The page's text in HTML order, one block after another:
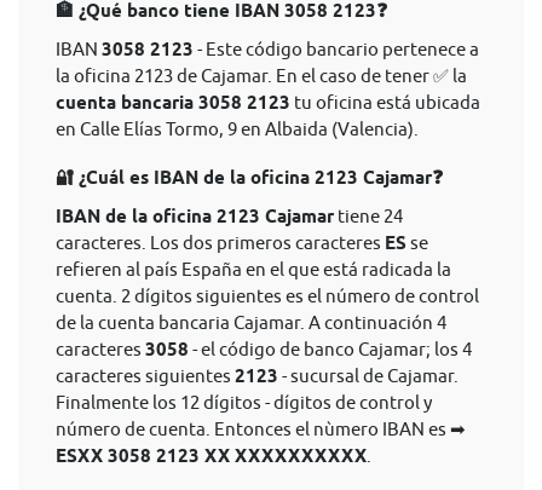
🏦 ¿Qué banco tiene IBAN 3058 2123❓
IBAN 3058 2123 - Este código bancario pertenece a
la oficina 2123 de Cajamar. En el caso de tener ✅ la
cuenta bancaria 3058 2123 tu oficina está ubicada
en Calle Elías Tormo, 9 en Albaida (Valencia).
🔐 ¿Cuál es IBAN de la oficina 2123 Cajamar❓
IBAN de la oficina 2123 Cajamar tiene 24
caracteres. Los dos primeros caracteres ES se
refieren al país España en el que está radicada la
cuenta. 2 dígitos siguientes es el número de control
de la cuenta bancaria Cajamar. A continuación 4
caracteres 3058 - el código de banco Cajamar; los 4
caracteres siguientes 2123 - sucursal de Cajamar.
Finalmente los 12 dígitos - dígitos de control y
número de cuenta. Entonces el nùmero IBAN es ➡
ESXX 3058 2123 XX XXXXXXXXXX